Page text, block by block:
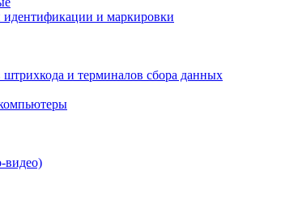
идентификации и маркировки
и терминалов сбора данных
видео)